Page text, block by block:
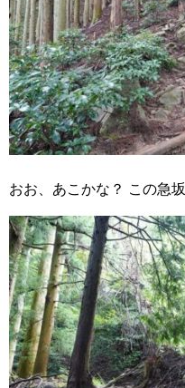
おお、あこかな？ この急